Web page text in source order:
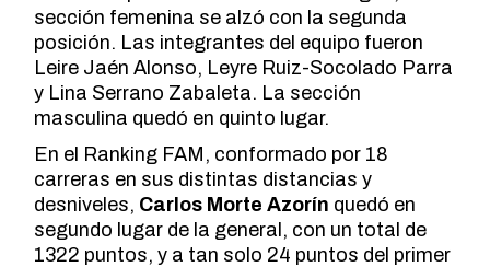
sección femenina se alzó con la segunda
posición. Las integrantes del equipo fueron
Leire Jaén Alonso, Leyre Ruiz-Socolado Parra
y Lina Serrano Zabaleta. La sección
masculina quedó en quinto lugar.
En el Ranking FAM , conformado por 18
carreras en sus distintas distancias y
desniveles, Carlos Morte Azorín quedó en
segundo lugar de la general, con un total de
1322 puntos, y a tan solo 24 puntos del primer